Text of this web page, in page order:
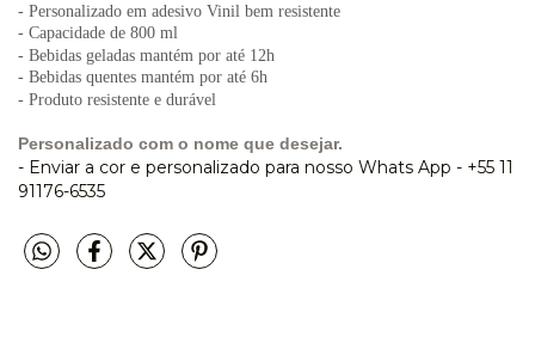
- Personalizado em adesivo Vinil bem resistente
- Capacidade de 800 ml
- Bebidas geladas mantém por até 12h
- Bebidas quentes mantém por até 6h
- Produto resistente e durável
Personalizado com o nome que desejar.
- Enviar a cor e personalizado para nosso Whats App - +55 11
91176-6535